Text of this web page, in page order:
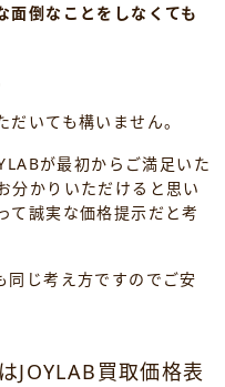
面倒なことをしなくても
いても構いません。
が最初からご満足いた
分かりいただけると思い
て誠実な価格提示だと考
じ考え方ですのでご安
JOYLAB買取価格表